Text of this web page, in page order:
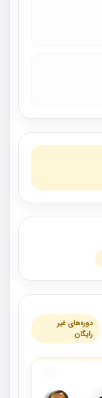
دوره‌های غیر
رایگان